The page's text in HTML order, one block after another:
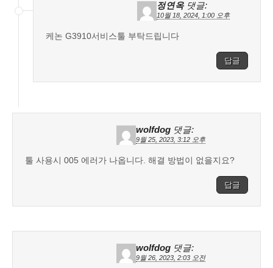
정연옥 댓글:
10월 18, 2024, 1:00 오후
케논 G3910서비스툴 부탁드립니다
답글
wolfdog 댓글:
9월 25, 2023, 3:12 오후
툴 사용시 005 에러가 나옵니다. 해결 방법이 없을지요?
답글
wolfdog 댓글:
9월 26, 2023, 2:03 오전